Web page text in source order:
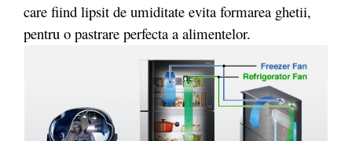
care fiind lipsit de umiditate evita formarea ghetii,
pentru o pastrare perfecta a alimentelor.